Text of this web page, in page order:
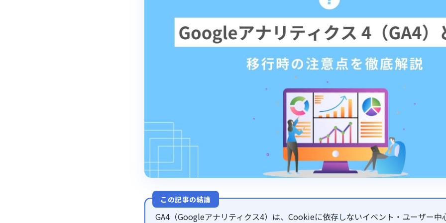
この記事の結論
GA4（Googleアナリティクス4）は、Cookieに依存しないイベント・ユーザー中